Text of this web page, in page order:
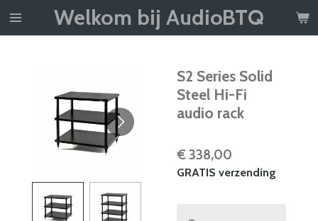
Ga
Welkom bij AudioBTQ
S2 Series Solid
Steel Hi-Fi
audio rack
€ 338,00
GRATIS verzending